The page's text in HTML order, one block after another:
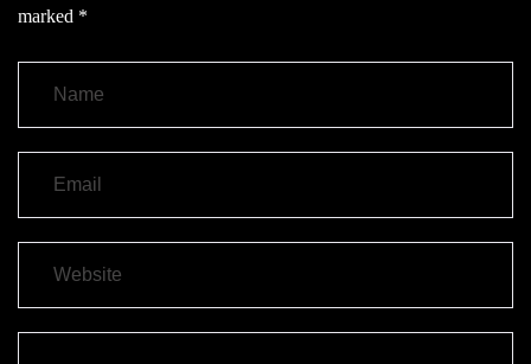
marked *